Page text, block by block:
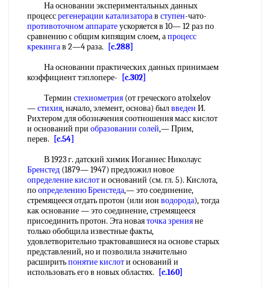
На основании экспериментальных данных
процессрегенерации катализаторав ступен-чато-
противоточном аппаратеускоряется в 10— 12 раз по
сравнению с общим кипящим слоем, апроцесс
крекингав 2—4 раза.
[c.288]
На основании практических данных принимаем
коэффициент тэплопере-
[c.302]
Термин стехиометрия (от греческого aтolxelov
—стихия, начало, элемент, основа) былвведен И.
Рихтером для обозначения соотношения масс кислот
и оснований при образовании солей,— Прим,
перев.
[c.54]
В 1923 г. датский химик Иоганнес Николаус
Бренстед (1879— 1947) предложил новое
определение кислоти оснований (см. гл. 5). Кислота,
поопределению Бренстеда,— это соединение,
стремящееся отдать протон (или ион водорода), тогда
как основание — это соединение, стремящееся
присоединить протон. Эта новаяточка зренияне
только обобщила известные факты,
удовлетворительно трактовавшиеся на основе старых
представлений, но и позволила значительно
расширитьпонятие кислоти оснований и
использовать его в новых областях.
[c.160]